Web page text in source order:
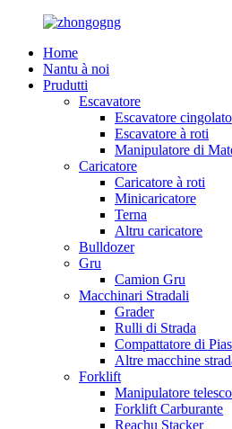
Home
Nantu à noi
Prudutti
Escavatore
Escavatore cingolato
Escavatore à roti
Manipulatore di
Caricatore
Caricatore à roti
Minicaricatore
Terna
Altru caricatore
Bulldozer
Gru
Camion Gru
Macchinari Stradali
Grader
Rulli di Strada
Compattatore di
Altre macchine
Forklift
Manipulatore
Forklift Carburante
Reachu Stacker